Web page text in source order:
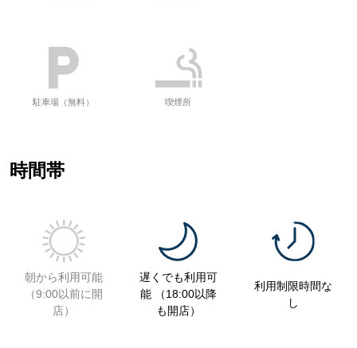
駐車場（無料） 喫煙所
時間帯
朝から利用可能
（9:00以前に開
店）
遅くでも利用可
能 （18:00以降
も開店）
利用制限時間な
し